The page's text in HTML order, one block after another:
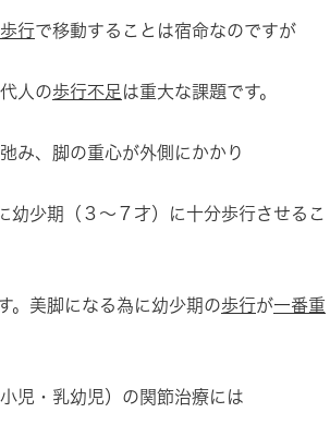
行で移動することは宿命なのですが
人の歩行不足 は重大な課題です。
み、脚の重心が外側にかかり
幼少期（３～７才）に十分歩行させるこ
。美脚になる為に幼少期の歩行が一番重
児・乳幼児）の関節治療には